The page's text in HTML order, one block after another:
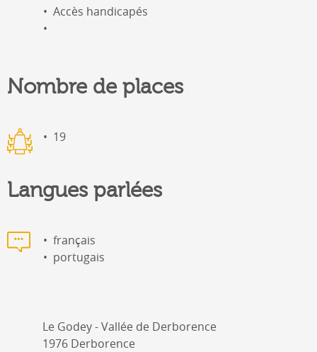
Accès handicapés
Nombre de places
19
Langues parlées
français
portugais
Le Godey - Vallée de Derborence
1976 Derborence